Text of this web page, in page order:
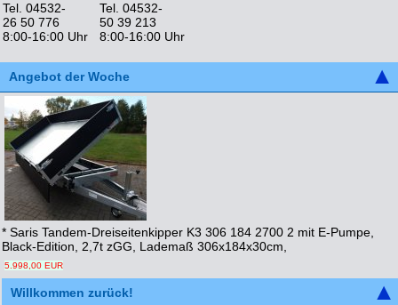
Tel. 04532-
26 50 776
8:00-16:00 Uhr
Tel. 04532-
50 39 213
8:00-16:00 Uhr
Angebot der Woche
* Saris Tandem-Dreiseitenkipper K3 306 184 2700 2 mit E-Pumpe,
Black-Edition, 2,7t zGG, Lademaß 306x184x30cm,
5.998,00 EUR
Willkommen zurück!